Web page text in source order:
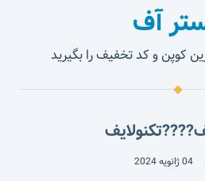
آف
کوپن و کد تخفیف را بگیرید
04 ژانویه 2024